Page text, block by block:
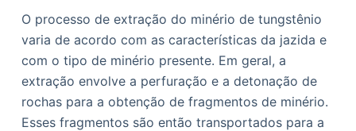
O processo de extração do minério de tungstênio
varia de acordo com as características da jazida e
com o tipo de minério presente. Em geral, a
extração envolve a perfuração e a detonação de
rochas para a obtenção de fragmentos de minério.
Esses fragmentos são então transportados para a